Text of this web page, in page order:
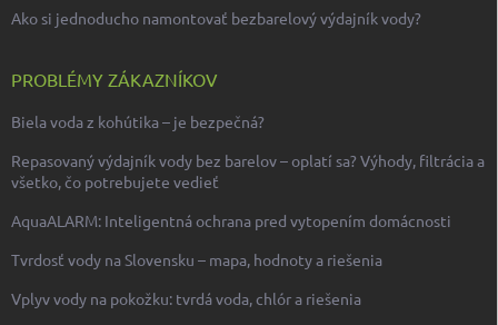
Ako si jednoducho namontovať bezbarelový výdajník vody?
PROBLÉMY ZÁKAZNÍKOV
Biela voda z kohútika – je bezpečná?
Repasovaný výdajník vody bez barelov – oplatí sa? Výhody, filtrácia a
všetko, čo potrebujete vedieť
AquaALARM: Inteligentná ochrana pred vytopením domácnosti
Tvrdosť vody na Slovensku – mapa, hodnoty a riešenia
Vplyv vody na pokožku: tvrdá voda, chlór a riešenia